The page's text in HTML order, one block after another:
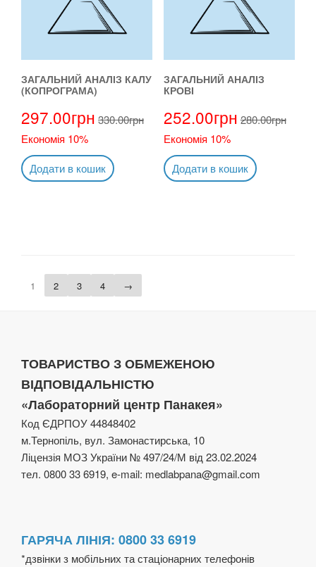
ЗАГАЛЬНИЙ АНАЛІЗ КАЛУ
(КОПРОГРАМА)
297.00грн 330.00грн
Економія 10%
Додати в кошик
ЗАГАЛЬНИЙ АНАЛІЗ
КРОВІ
252.00грн 280.00грн
Економія 10%
Додати в кошик
1 2 3 4 →
ТОВАРИСТВО З ОБМЕЖЕНОЮ
ВІДПОВІДАЛЬНІСТЮ
«Лабораторний центр Панакея»
Код ЄДРПОУ 44848402
м.Тернопіль, вул. Замонастирська, 10
Ліцензія МОЗ України № 497/24/М від 23.02.2024
тел. 0800 33 6919, e-mail: medlabpana@gmail.com
ГАРЯЧА ЛІНІЯ: 0800 33 6919
*дзвінки з мобільних та стаціонарних телефонів